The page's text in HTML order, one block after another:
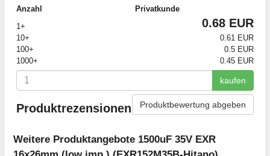
Anzahl
Privatkunde
1+
0.68 EUR
10+
0.61 EUR
100+
0.5 EUR
1000+
0.45 EUR
kaufen
Produktrezensionen Produktbewertung abgeben
Weitere Produktangebote 1500uF 35V EXR